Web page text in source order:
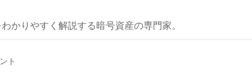
かりやすく解説する暗号資産の専門家。
ト